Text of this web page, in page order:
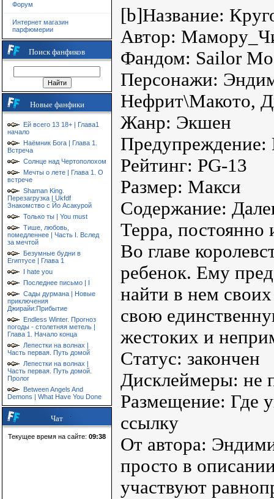
Форум
Интернет магазин
парфюмерии
Поиск фанфиков
Новые фанфики
Ей всего 13 18+ | Глава1
начало
Наёмник Бога | Глава 1.
Встреча
Солнце над Чертополохом
Мечты о лете | Глава 1. О
встрече
Shaman King.
Перезагрузка | Ukfdf
Знакомство с Йо Асакурой
Только ты | You must
Тише, любовь,
помедленнее | Часть I. Вслед
за мечтой
Безумные будни в
Египтусе | Глава 1
I hate you
Последнее письмо | I
Сады дурмана | Новые
приключения
Джирайи:Прибытие
Endless Winter. Прогноз
погоды - столетняя метель |
Глава 1. Начало конца
Лепестки на волнах |
Часть первая. Путь домой
Лепестки на волнах |
Часть первая. Путь домой.
Пролог
Between Angels And
Demons | What Have You Done
Чат
Текущее время на сайте: 09:38
[b]Название:
Автор:
Фандом: Sailor
Персонажи:
Нефрит\Макото,
Жанр: Экшен
Предупреждение:
Рейтинг: PG-13
Размер: Макси
Содержание:
Терра, постоянно
Во главе
ребенок. Ему
найти в нем
свою
жестоких и
Статус: закончен
Дисклеймеры: не
Размещение: Где
ссылку
От автора:
просто в
участвуют